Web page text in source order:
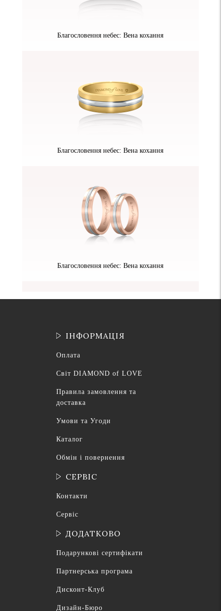
Благословення небес: Вена кохання
Благословення небес: Вена кохання
Благословення небес: Вена кохання
ІНФОРМАЦІЯ
Оплата
Світ DIAMOND of LOVE
Правила замовлення та
доставка
Умови та Угоди
Каталог
Обмін і повернення
СЕРВІС
Контакти
Сервіс
ДОДАТКОВО
Подарункові сертифікати
Партнерська програма
Дисконт-Клуб
Дизайн-Бюро